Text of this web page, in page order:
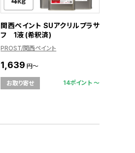
関西ペイント SUアクリルプラサ
フ 1液 (希釈済)
PROST/関西ペイント
1,639 円～
お取り寄せ 14ポイント 〜